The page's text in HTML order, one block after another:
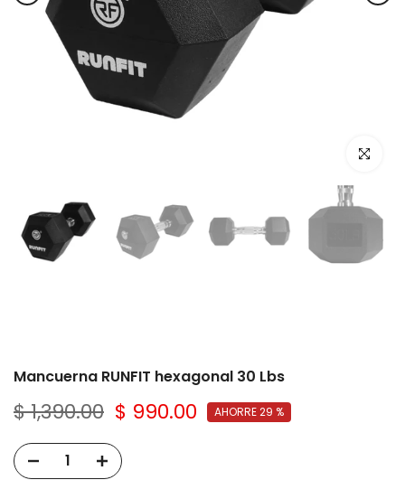
Click
Mancuerna RUNFIT hexagonal 30 Lbs
$ 1,390.00 $ 990.00 AHORRE 29 %